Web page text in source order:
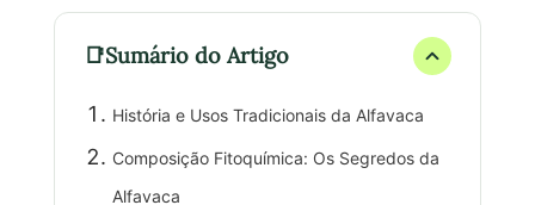
Sumário do Artigo
História e Usos Tradicionais da Alfavaca
Composição Fitoquímica: Os Segredos da
Alfavaca